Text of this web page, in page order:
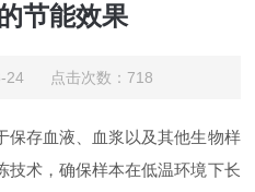
节能效果
24 点击次数：718
存血液、血浆以及其他生物样
技术，确保样本在低温环境下长